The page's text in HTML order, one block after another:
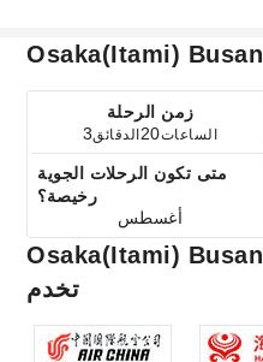
زمن الرحلة
3
الساعات20 الدقائق
متى تكون الرحلات الجوية
رخيصة؟
أغسطس
Osaka(Itami) Busan شركات الطيران التي
تخدم